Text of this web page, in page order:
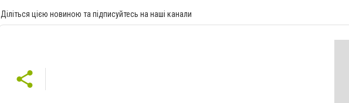
Діліться цією новиною та підписуйтесь на наші канали